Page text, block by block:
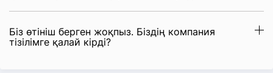
Біз өтініш берген жоқпыз. Біздің компания
тізілімге қалай кірді?